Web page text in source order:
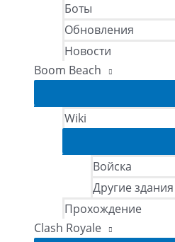
Боты
Обновления
Новости
Boom Beach
Wiki
Войска
Другие здания
Прохождение
Clash Royale